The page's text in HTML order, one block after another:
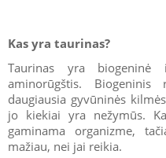
Kas yra taurinas?
Taurinas yra biogeninė
aminorūgštis.
daugiausia gyvūninės
jo kiekiai yra nežymūs.
gaminama organizme,
mažiau, nei jai reikia.